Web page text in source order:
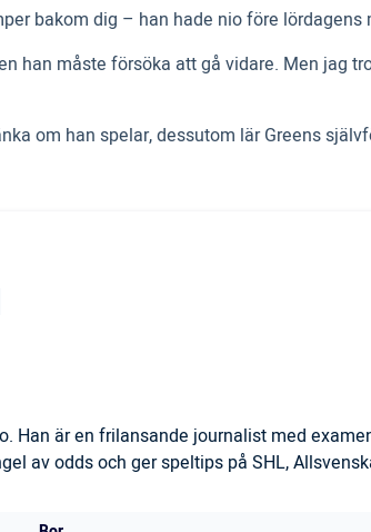
bakom dig – han hade nio före
han måste försöka att gå vidare. Men jag
om han spelar, dessutom lär Greens
Han är en frilansande journalist med
av odds och ger speltips på SHL,